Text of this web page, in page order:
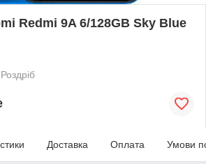
Redmi 9A 6/128GB Sky Blue
Роздріб
Доставка Оплата Умови